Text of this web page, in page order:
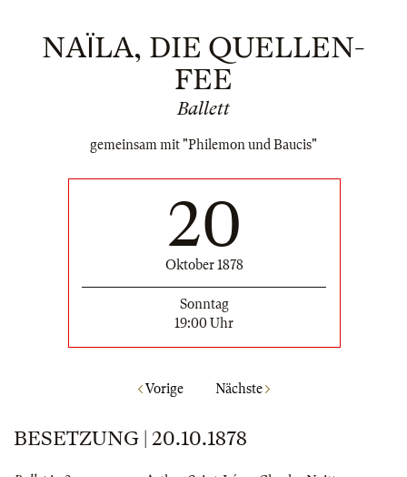
NAΪLA, DIE QUELLEN-
FEE
Ballett
gemeinsam mit "Philemon und Baucis"
20
Oktober 1878
Sonntag
19:00 Uhr
Vorige Nächste
BESETZUNG | 20.10.1878